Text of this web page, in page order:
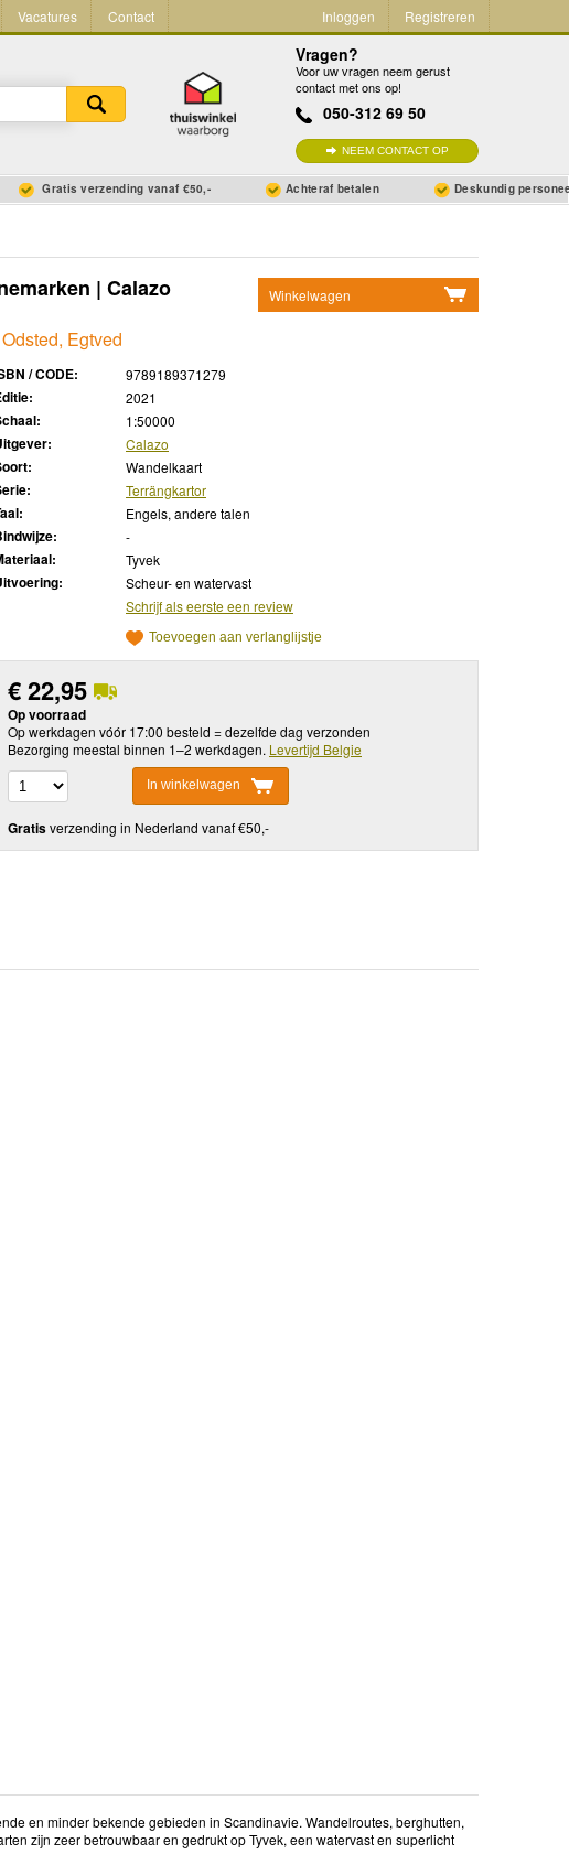
Vacatures Contact Inloggen Registreren
Vragen?
Voor uw vragen neem gerust
contact met ons op!
050-312 69 50
NEEM CONTACT OP
Gratis verzending vanaf €50,- Achteraf betalen Deskundig
Winkelwagen
| Calazo
Egtved
/ CODE: 9789189371279
2021
1:50000
Calazo
Wandelkaart
Terrängkartor
Engels, andere talen
-
Tyvek
Scheur- en watervast
Schrijf als eerste een review
Toevoegen aan verlanglijstje
€22,95
Op voorraad
Op werkdagen vóór 17:00 besteld = dezelfde dag verzonden
Bezorging meestal binnen 1–2 werkdagen. Levertijd Belgie
In winkelwagen
Gratisverzending in Nederland vanaf €50,-
en minder bekende gebieden in Scandinavie. Wandelroutes, berghutten,
zijn zeer betrouwbaar en gedrukt op Tyvek, een watervast en superlicht